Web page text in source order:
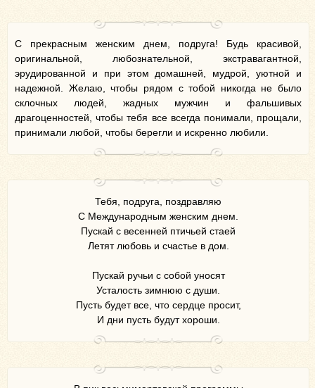
С прекрасным женским днем, подруга! Будь красивой,
оригинальной, любознательной, экстравагантной,
эрудированной и при этом домашней, мудрой, уютной и
надежной. Желаю, чтобы рядом с тобой никогда не было
склочных людей, жадных мужчин и фальшивых
драгоценностей, чтобы тебя все всегда понимали, прощали,
принимали любой, чтобы берегли и искренно любили.
Тебя, подруга, поздравляю
С Международным женским днем.
Пускай с весенней птичьей стаей
Летят любовь и счастье в дом.
Пускай ручьи с собой уносят
Усталость зимнюю с души.
Пусть будет все, что сердце просит,
И дни пусть будут хороши.